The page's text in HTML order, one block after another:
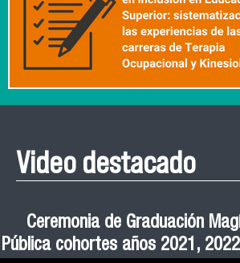
Video destacado
Manual de Buenas de Prácticas
Sexista Libre de Violencia
Roberto Vera invita a la III
e Inteligencia Artificial
Jornadas puertas
Ceremonia de Graduación
Pública cohortes años 2021,
Esteban Aedo: “El uso de
tiene directa relación con la